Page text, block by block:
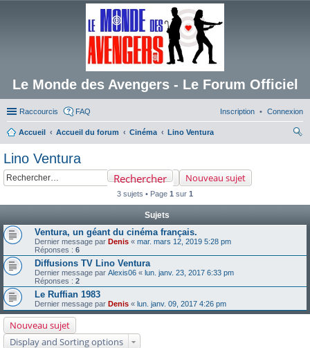
Le Monde des Avengers - Le Forum Officiel
Raccourcis FAQ Connexion
Inscription
Accueil Accueil du forum Cinéma
Lino Ventura
Lino Ventura
Nouveau sujet
Rechercher
3 sujets • Page 1 sur 1
Sujets
Ventura, un géant du cinéma français.
Dernier message par Denis « mar. mars 12, 2019 5:28 pm
Réponses : 6
Diffusions TV Lino Ventura
Dernier message par Alexis06 « lun. janv. 23, 2017 6:33 pm
Réponses : 2
Le Ruffian 1983
Dernier message par Denis « lun. janv. 09, 2017 4:26 pm
Nouveau sujet
Display and Sorting options